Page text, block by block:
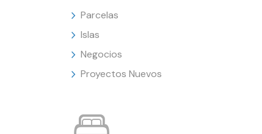
Parcelas
Islas
Negocios
Proyectos Nuevos